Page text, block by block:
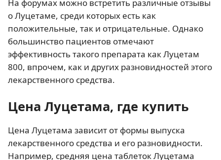
На форумах можно встретить различные отзывы
о Луцетаме, среди которых есть как
положительные, так и отрицательные. Однако
большинство пациентов отмечают
эффективность такого препарата как Луцетам
800, впрочем, как и других разновидностей этого
лекарственного средства.
Цена Луцетама, где купить
Цена Луцетама зависит от формы выпуска
лекарственного средства и его разновидности.
Например, средняя цена таблеток Луцетама